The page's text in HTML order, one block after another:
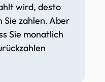
wird, desto
Sie zahlen. Aber
Sie monatlich